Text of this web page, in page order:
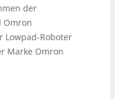
der
Omron
Lowpad-Roboter
Marke Omron